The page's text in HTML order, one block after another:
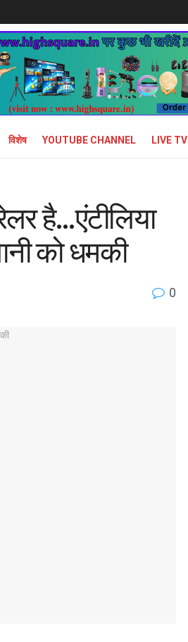
विशेष YOUTUBE CHANNEL LIVE TV
है…एंटीलिया
को धमकी
0